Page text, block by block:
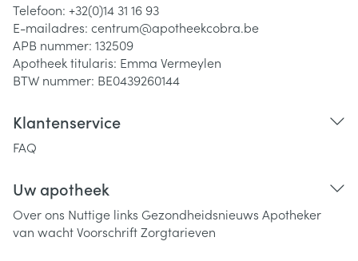
Telefoon: +32(0)14 31 16 93
E-mailadres: centrum@apotheekcobra.be
APB nummer: 132509
Apotheek titularis: Emma Vermeylen
BTW nummer: BE0439260144
Klantenservice
FAQ
Uw apotheek
Over ons Nuttige links Gezondheidsnieuws Apotheker
van wachtVoorschriftZorgtarieven